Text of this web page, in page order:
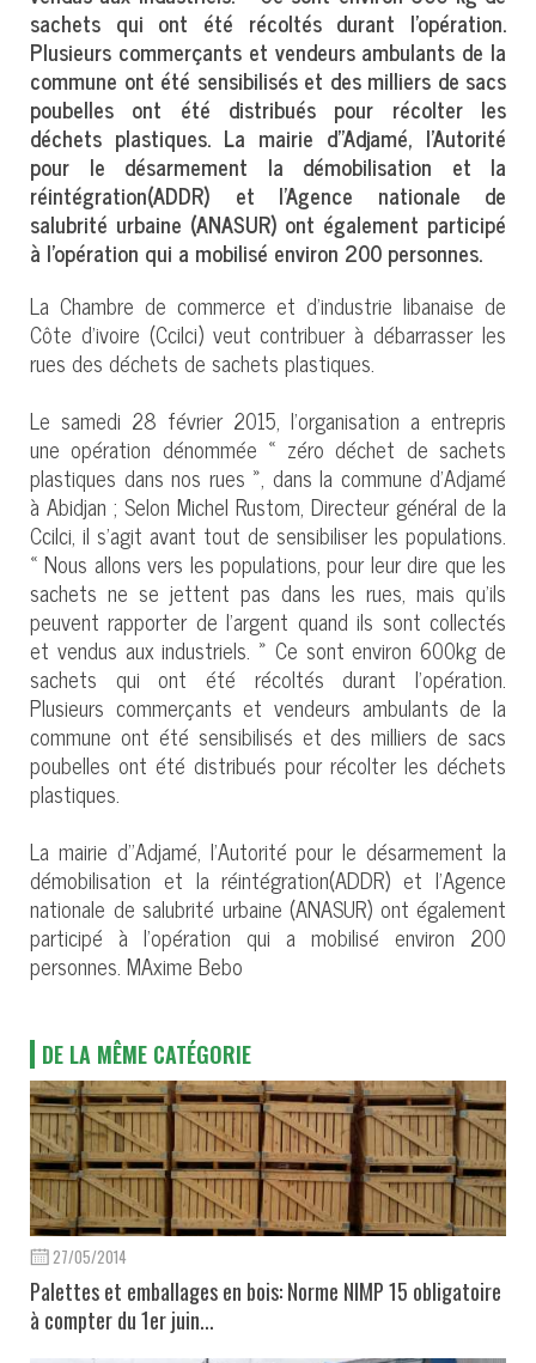
sachets qui ont été récoltés durant l’opération.
Plusieurs commerçants et vendeurs ambulants de la
commune ont été sensibilisés et des milliers de sacs
poubelles ont été distribués pour récolter les
déchets plastiques. La mairie d’’Adjamé, l’Autorité
pour le désarmement la démobilisation et la
réintégration(ADDR) et l’Agence nationale de
salubrité urbaine (ANASUR) ont également participé
à l’opération qui a mobilisé environ 200 personnes.
La Chambre de commerce et d’industrie libanaise de
Côte d’ivoire (Ccilci) veut contribuer à débarrasser les
rues des déchets de sachets plastiques.
Le samedi 28 février 2015, l’organisation a entrepris
une opération dénommée « zéro déchet de sachets
plastiques dans nos rues », dans la commune d’Adjamé
à Abidjan ; Selon Michel Rustom, Directeur général de la
Ccilci, il s’agit avant tout de sensibiliser les populations.
« Nous allons vers les populations, pour leur dire que les
sachets ne se jettent pas dans les rues, mais qu’ils
peuvent rapporter de l’argent quand ils sont collectés
et vendus aux industriels. » Ce sont environ 600kg de
sachets qui ont été récoltés durant l’opération.
Plusieurs commerçants et vendeurs ambulants de la
commune ont été sensibilisés et des milliers de sacs
poubelles ont été distribués pour récolter les déchets
plastiques.
La mairie d’’Adjamé, l’Autorité pour le désarmement la
démobilisation et la réintégration(ADDR) et l’Agence
nationale de salubrité urbaine (ANASUR) ont également
participé à l’opération qui a mobilisé environ 200
personnes. MAxime Bebo
DE LA MÊME CATÉGORIE
27/05/2014
Palettes et emballages en bois: Norme NIMP 15 obligatoire
à compter du 1er juin...